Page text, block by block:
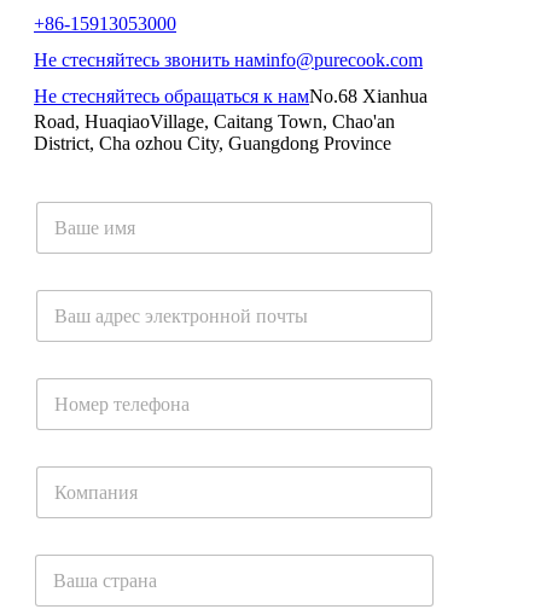
+86-15913053000
Не стесняйтесь звонить намinfo@purecook.com
Не стесняйтесь обращаться к намNo.68 Xianhua
Road, HuaqiaoVillage, Caitang Town, Chao'an
District, Cha ozhou City, Guangdong Province